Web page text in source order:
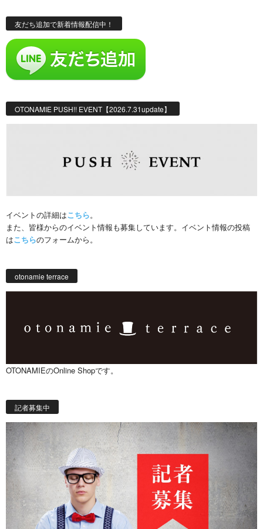
友だち追加で新着情報配信中！
OTONAMIE PUSH!! EVENT【2026.7.31update】
イベントの詳細はこちら。
また、皆様からのイベント情報も募集しています。イベント情報の投稿
はこちらのフォームから。
otonamie terrace
OTONAMIEのOnline Shopです。
記者募集中